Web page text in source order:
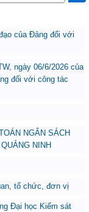
của Đảng đối với
ngày 06/6/2026 của
đối với công tác
NGÂN SÁCH
NINH
tổ chức, đơn vị
Đại học Kiểm sát